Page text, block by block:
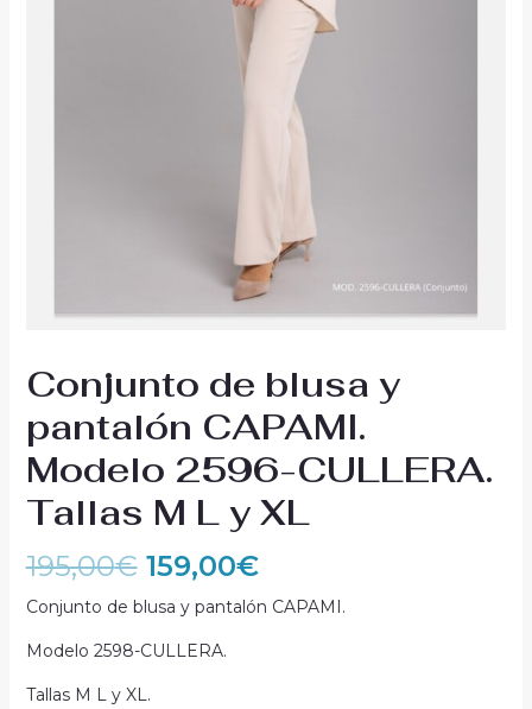
Conjunto de blusa y
pantalón CAPAMI.
Modelo 2596-CULLERA.
Tallas M L y XL
195,00€ 159,00€
Conjunto de blusa y pantalón CAPAMI.
Modelo 2598-CULLERA.
Tallas M L y XL.